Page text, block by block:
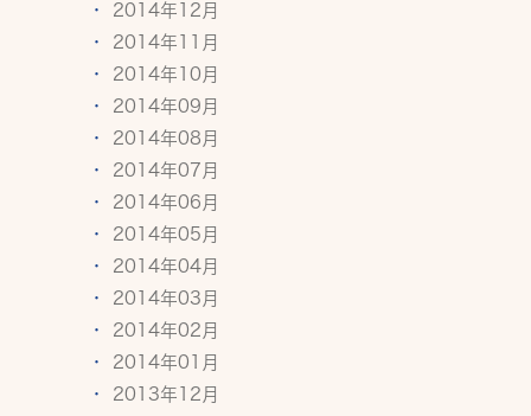
2014年12月
2014年11月
2014年10月
2014年09月
2014年08月
2014年07月
2014年06月
2014年05月
2014年04月
2014年03月
2014年02月
2014年01月
2013年12月